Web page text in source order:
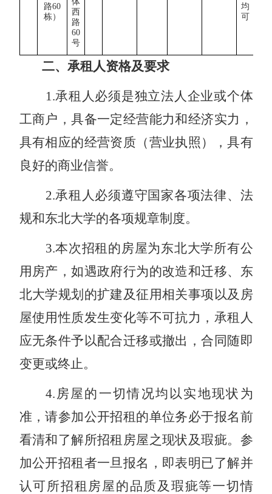
路60
栋）
西
路
60
号
均
可
二、承租人资格及要求
1 .承租人必须是独立法人企业或个体
工商户，具备一定经营能力和经济实力，
具有相应的经营资质（营业执照），具有
良好的商业信誉。
2.承租人必须遵守国家各项法律、法
规和东北大学的各项规章制度。
3.本次招租的房屋为东北大学所有公
用房产，如遇政府行为的改造和迁移、东
北大学规划的扩建及征用相关事项以及房
屋使用性质发生变化等不可抗力，承租人
应无条件予以配合迁移或撤出，合同随即
变更或终止。
4. 房屋的一切情况均以实地现状为
准，请参加公开招租的单位务必于报名前
看清和了解所招租房屋之现状及瑕疵。参
加公开招租者一旦报名，即表明已了解并
认可所招租房屋的品质及瑕疵等一切情